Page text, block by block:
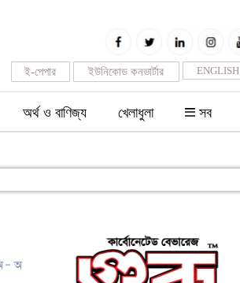
ENGLISH
ইউনিকোড কনভার্টার
ই-পেপার
অর্থ ও বাণিজ্য খেলাধুলা সব